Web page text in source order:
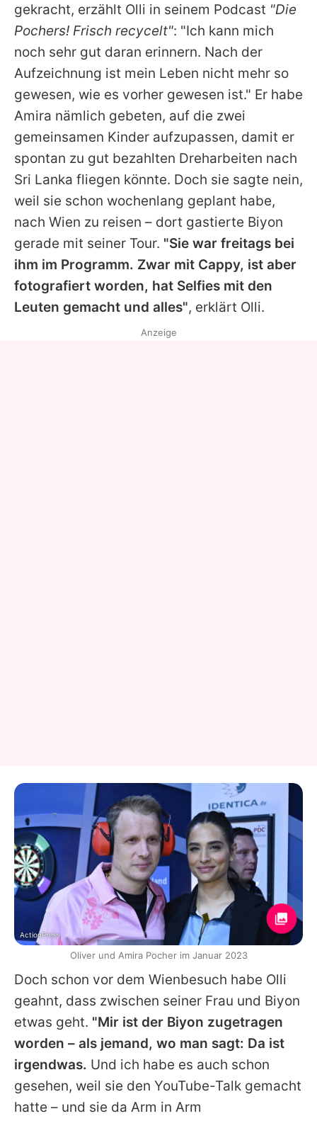
gekracht, erzählt Olli in seinem Podcast "Die
Pochers! Frisch recycelt": "Ich kann mich
noch sehr gut daran erinnern. Nach der
Aufzeichnung ist mein Leben nicht mehr so
gewesen, wie es vorher gewesen ist." Er habe
Amira nämlich gebeten, auf die zwei
gemeinsamen Kinder aufzupassen, damit er
spontan zu gut bezahlten Dreharbeiten nach
Sri Lanka fliegen könnte. Doch sie sagte nein,
weil sie schon wochenlang geplant habe,
nach Wien zu reisen – dort gastierte Biyon
gerade mit seiner Tour. "Sie war freitags bei
ihm im Programm. Zwar mit Cappy, ist aber
fotografiert worden, hat Selfies mit den
Leuten gemacht und alles", erklärt Olli.
Doch schon vor dem Wienbesuch habe Olli
geahnt, dass zwischen seiner Frau und Biyon
etwas geht. "Mir ist der Biyon zugetragen
worden – als jemand, wo man sagt: Da ist
irgendwas. Und ich habe es auch schon
gesehen, weil sie den YouTube-Talk gemacht
hatte – und sie da Arm in Arm
Anzeige
ActionPress
Oliver und Amira Pocher im Januar 2023